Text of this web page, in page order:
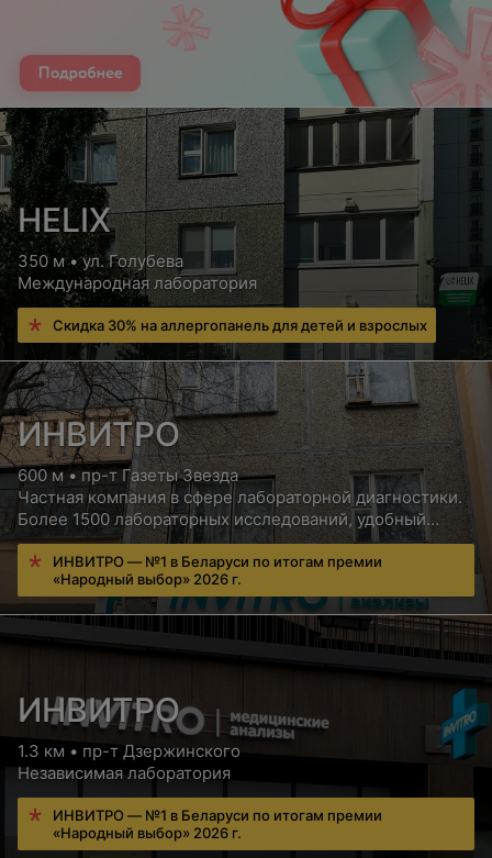
HELIX
350 м • ул. Голубева
Международная лаборатория
Скидка 30% на аллергопанель для детей и взрослых
ИНВИТРО
600 м • пр-т Газеты Звезда
Частная компания в сфере лабораторной диагностики.
Более 1500 лабораторных исследований, удобный
сервис для пациентов, бесплатная консультация врача
ИНВИТРО — №1 в Беларуси по итогам премии
«Народный выбор» 2026 г.
ИНВИТРО
1.3 км • пр-т Дзержинского
Независимая лаборатория
ИНВИТРО — №1 в Беларуси по итогам премии
«Народный выбор» 2026 г.